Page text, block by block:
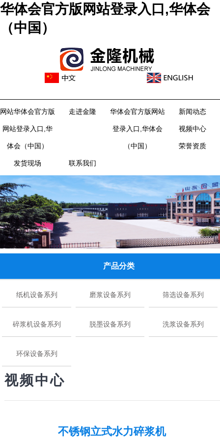
华体会官方版网站登录入口,华体会
（中国）
网站华体会官方版
网站登录入口,华
体会（中国）
走进金隆 华体会官方版网站
登录入口,华体会
（中国）
新闻动态
视频中心
荣誉资质
发货现场 联系我们
产品分类
纸机设备系列 磨浆设备系列 筛选设备系列
碎浆机设备系列 脱墨设备系列 洗浆设备系列
环保设备系列
视频中心
不锈钢立式水力碎浆机